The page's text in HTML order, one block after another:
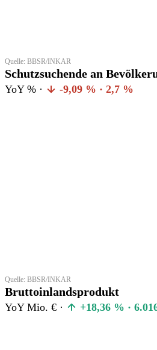
Quelle: BBSR/INKAR
Schutzsuchende an
YoY % · -9,09 % · 2,7 %
Quelle: BBSR/INKAR
Bruttoinlandsprodukt
YoY Mio. € · +18,36 % ·